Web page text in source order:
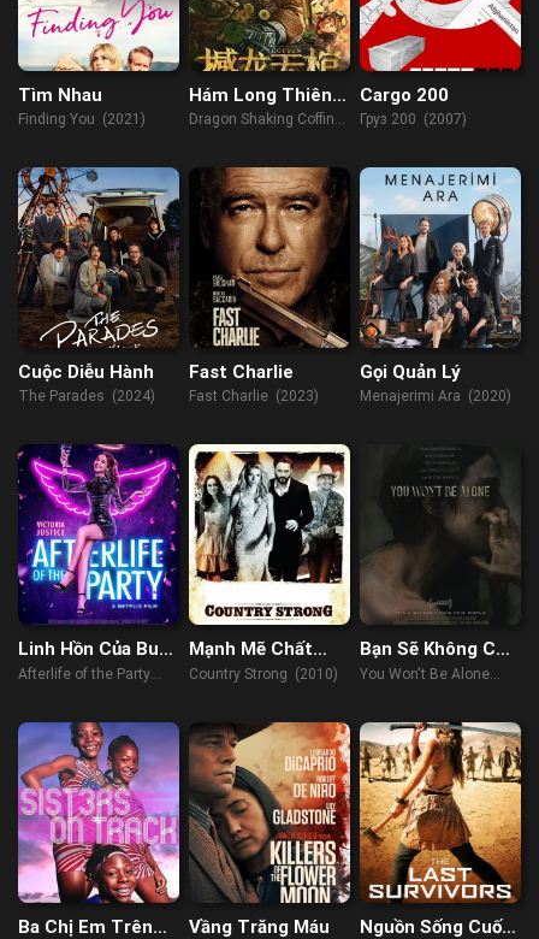
Tìm Nhau
Finding You (2021)
Hám Long Thiên
Quan
Dragon Shaking Coffin
Cargo 200
Груз 200 (2007)
Cuộc Diễu Hành
The Parades (2024)
Fast Charlie
Fast Charlie (2023)
Gọi Quản Lý
Menajerimi Ara (2020)
Linh Hồn Của Buổi
Tiệc
Afterlife of the Party
Mạnh Mẽ Chất
Đồng Quê
Country Strong (2010)
Bạn Sẽ Không Cô
Đơn
You Won't Be Alone
Ba Chị Em Trên
Vầng Trăng Máu
Nguồn Sống Cuối